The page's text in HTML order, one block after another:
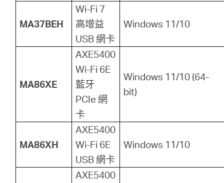
MA37BEH
Wi-Fi 7
高增益
USB 網卡
Windows 11/10
MA86XE
AXE5400
Wi-Fi 6E
藍牙
PCIe 網
卡
Windows 11/10 (64-
bit)
MA86XH
AXE5400
Wi-Fi 6E
USB 網卡
Windows 11/10
AXE5400